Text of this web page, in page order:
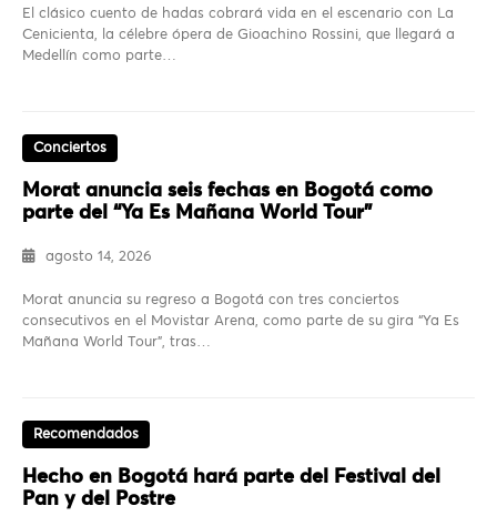
El clásico cuento de hadas cobrará vida en el escenario con La
Cenicienta, la célebre ópera de Gioachino Rossini, que llegará a
Medellín como parte…
Conciertos
Morat anuncia seis fechas en Bogotá como
parte del “Ya Es Mañana World Tour”
agosto 14, 2026
Morat anuncia su regreso a Bogotá con tres conciertos
consecutivos en el Movistar Arena, como parte de su gira “Ya Es
Mañana World Tour”, tras…
Recomendados
Hecho en Bogotá hará parte del Festival del
Pan y del Postre